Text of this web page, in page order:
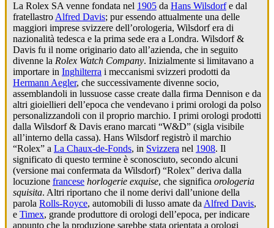
La Rolex SA venne fondata nel 1905 da Hans Wilsdorfe dal
fratellastro Alfred Davis; pur essendo attualmente una delle
maggiori imprese svizzere dell’orologeria, Wilsdorf era di
nazionalità tedesca e la prima sede era a Londra. Wilsdorf &
Davis fu il nome originario dato all’azienda, che in seguito
divenne la Rolex Watch Company. Inizialmente si limitavano a
importare in Inghilterra i meccanismi svizzeri prodotti da
Hermann Aegler, che successivamente divenne socio,
assemblandoli in lussuose casse create dalla firma Dennison e da
altri gioiellieri dell’epoca che vendevano i primi orologi da polso
personalizzandoli con il proprio marchio. I primi orologi prodotti
dalla Wilsdorf & Davis erano marcati “W&D” (sigla visibile
all’interno della cassa). Hans Wilsdorf registrò il marchio
“Rolex” a La Chaux-de-Fonds, in Svizzera nel 1908. Il
significato di questo termine è sconosciuto, secondo alcuni
(versione mai confermata da Wilsdorf) “Rolex” deriva dalla
locuzione francese horlogerie exquise, che significa orologeria
squisita. Altri riportano che il nome derivi dall’unione della
parola Rolls-Royce, automobili di lusso amate da Alfred Davis,
e Timex, grande produttore di orologi dell’epoca, per indicare
appunto che la produzione sarebbe stata orientata a orologi